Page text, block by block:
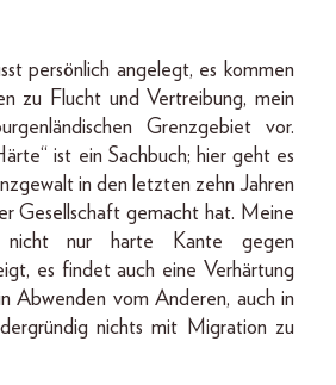
persönlich angelegt, es kommen
zu Flucht und Vertreibung, mein
Grenzgebiet vor.
ist ein Sachbuch; hier geht es
in den letzten zehn Jahren
Gesellschaft gemacht hat. Meine
nicht nur harte Kante gegen
es findet auch eine Verhärtung
Abwenden vom Anderen, auch in
nichts mit Migration zu